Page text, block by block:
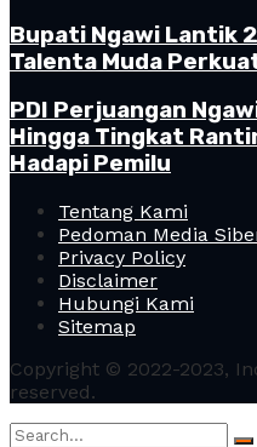
Bupati Ngawi Lantik
Talenta Muda
PDI Perjuangan
Hingga Tingkat
Hadapi Pemilu
Tentang Kami
Pedoman Media
Privacy Policy
Disclaimer
Hubungi Kami
Sitemap
Copyright © 2022-2023,
reserved.